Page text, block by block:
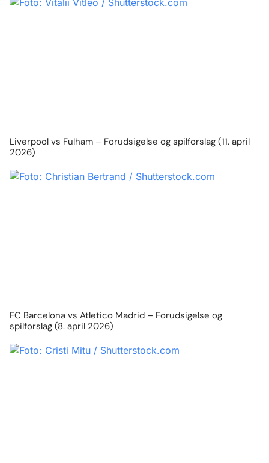
Liverpool vs Fulham – Forudsigelse og spilforslag (11. april
2026)
FC Barcelona vs Atletico Madrid – Forudsigelse og
spilforslag (8. april 2026)